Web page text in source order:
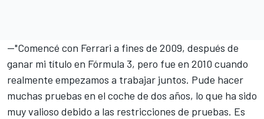
—"Comencé con Ferrari a fines de 2009, después de
ganar mi título en Fórmula 3, pero fue en 2010 cuando
realmente empezamos a trabajar juntos. Pude hacer
muchas pruebas en el coche de dos años, lo que ha sido
muy valioso debido a las restricciones de pruebas. Es